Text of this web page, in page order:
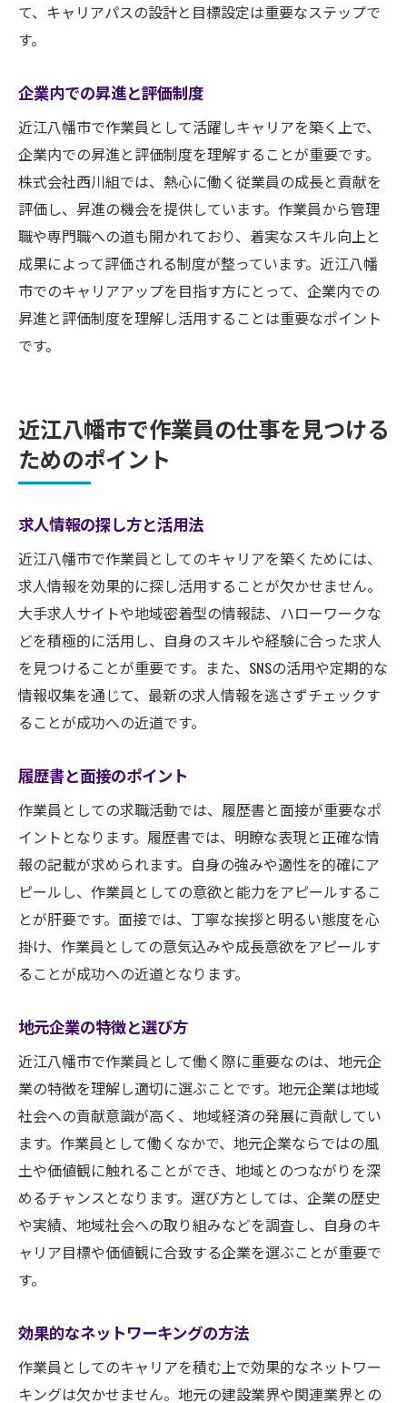
て、キャリアパスの設計と目標設定は重要なステップで
す。
企業内での昇進と評価制度
近江八幡市で作業員として活躍しキャリアを築く上で、
企業内での昇進と評価制度を理解することが重要です。
株式会社西川組では、熱心に働く従業員の成長と貢献を
評価し、昇進の機会を提供しています。作業員から管理
職や専門職への道も開かれており、着実なスキル向上と
成果によって評価される制度が整っています。近江八幡
市でのキャリアアップを目指す方にとって、企業内での
昇進と評価制度を理解し活用することは重要なポイント
です。
近江八幡市で作業員の仕事を見つける
ためのポイント
求人情報の探し方と活用法
近江八幡市で作業員としてのキャリアを築くためには、
求人情報を効果的に探し活用することが欠かせません。
大手求人サイトや地域密着型の情報誌、ハローワークな
どを積極的に活用し、自身のスキルや経験に合った求人
を見つけることが重要です。また、SNSの活用や定期的な
情報収集を通じて、最新の求人情報を逃さずチェックす
ることが成功への近道です。
履歴書と面接のポイント
作業員としての求職活動では、履歴書と面接が重要なポ
イントとなります。履歴書では、明瞭な表現と正確な情
報の記載が求められます。自身の強みや適性を的確にア
ピールし、作業員としての意欲と能力をアピールするこ
とが肝要です。面接では、丁寧な挨拶と明るい態度を心
掛け、作業員としての意気込みや成長意欲をアピールす
ることが成功への近道となります。
地元企業の特徴と選び方
近江八幡市で作業員として働く際に重要なのは、地元企
業の特徴を理解し適切に選ぶことです。地元企業は地域
社会への貢献意識が高く、地域経済の発展に貢献してい
ます。作業員として働くなかで、地元企業ならではの風
土や価値観に触れることができ、地域とのつながりを深
めるチャンスとなります。選び方としては、企業の歴史
や実績、地域社会への取り組みなどを調査し、自身のキ
ャリア目標や価値観に合致する企業を選ぶことが重要で
す。
効果的なネットワーキングの方法
作業員としてのキャリアを積む上で効果的なネットワー
キングは欠かせません。地元の建設業界や関連業界との